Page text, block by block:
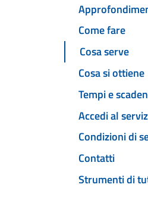
Come fare
Cosa serve
Cosa si ottiene
Tempi e
Accedi al
Condizioni di
Contatti
Strumenti di